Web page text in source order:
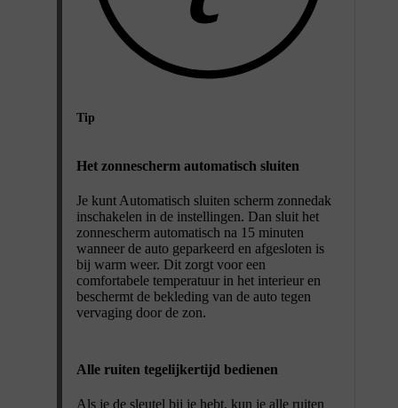
Tip
Het zonnescherm automatisch sluiten
Je kunt Automatisch sluiten scherm zonnedak
inschakelen in de instellingen. Dan sluit het
zonnescherm automatisch na 15 minuten
wanneer de auto geparkeerd en afgesloten is
bij warm weer. Dit zorgt voor een
comfortabele temperatuur in het interieur en
beschermt de bekleding van de auto tegen
vervaging door de zon.
Alle ruiten tegelijkertijd bedienen
Als je de sleutel bij je hebt, kun je alle ruiten